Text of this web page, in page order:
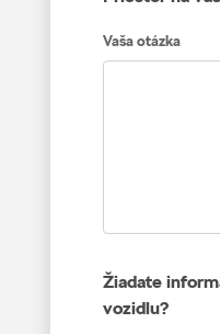
Vaša otázka
Žiadate
vozidlu?